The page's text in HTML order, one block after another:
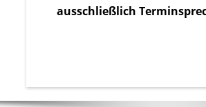
ausschließlich